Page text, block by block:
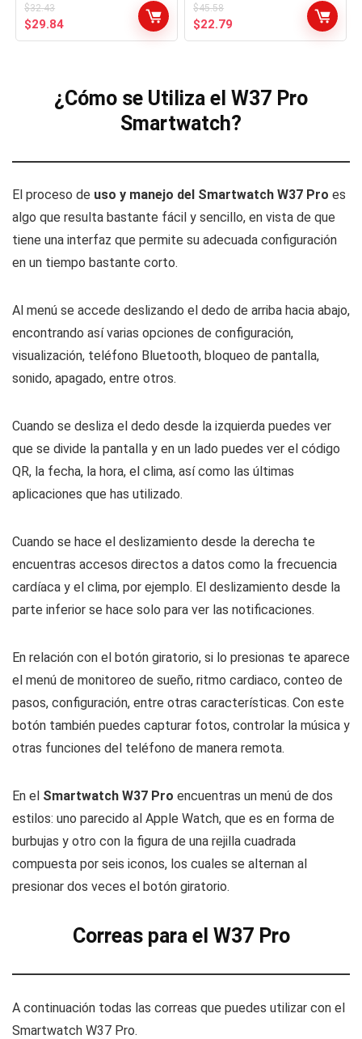
$32.43
El
precio
$32.43.
$29.84El
precio
$29.84.
$45.58
El
precio
$45.58.
$22.79
precio
$22.79.
¿Cómo se Utiliza el W37 Pro
Smartwatch?
El proceso de uso y manejo del Smartwatch W37 Pro es
algo que resulta bastante fácil y sencillo, en vista de que
tiene una interfaz que permite su adecuada configuración
en un tiempo bastante corto.
Al menú se accede deslizando el dedo de arriba hacia abajo,
encontrando así varias opciones de configuración,
visualización, teléfono Bluetooth, bloqueo de pantalla,
sonido, apagado, entre otros.
Cuando se desliza el dedo desde la izquierda puedes ver
que se divide la pantalla y en un lado puedes ver el código
QR, la fecha, la hora, el clima, así como las últimas
aplicaciones que has utilizado.
Cuando se hace el deslizamiento desde la derecha te
encuentras accesos directos a datos como la frecuencia
cardíaca y el clima, por ejemplo. El deslizamiento desde la
parte inferior se hace solo para ver las notificaciones.
En relación con el botón giratorio, si lo presionas te aparece
el menú de monitoreo de sueño, ritmo cardiaco, conteo de
pasos, configuración, entre otras características. Con este
botón también puedes capturar fotos, controlar la música y
otras funciones del teléfono de manera remota.
En el Smartwatch W37 Pro encuentras un menú de dos
estilos: uno parecido al Apple Watch, que es en forma de
burbujas y otro con la figura de una rejilla cuadrada
compuesta por seis iconos, los cuales se alternan al
presionar dos veces el botón giratorio.
Correas para el W37 Pro
A continuación todas las correas que puedes utilizar con el
Smartwatch W37 Pro.